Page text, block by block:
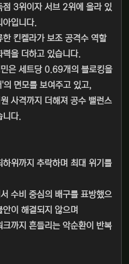
점 3위이자 서브 2위에 올라 있
아입니다.
킨켈라가 보조 공격수 역할
을 더하고 있습니다.
은 세트당 0.69개의 블로킹을
의 면모를 보여주고 있고,
사격까지 더해져 공수 밸런스
니다.
위까지 추락하며 최대 위기를
수비 중심의 배구를 표방했으
이 해결되지 않으며
까지 흔들리는 악순환이 반복